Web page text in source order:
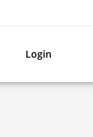
Login